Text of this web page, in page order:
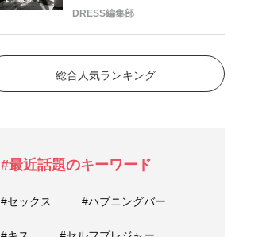
DRESS編集部
総合人気ランキング
#最近話題のキーワード
#セックス #ハプニングバー